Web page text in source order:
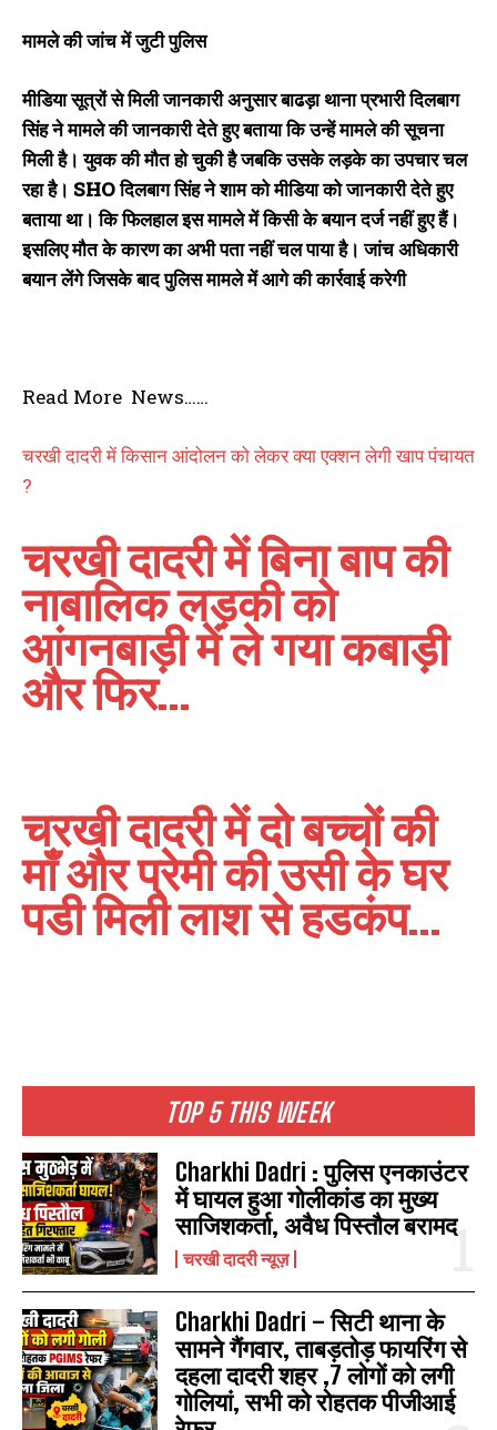
TOP 5 THIS WEEK
Charkhi Dadri : पुलिस एनकाउंटर
में घायल हुआ गोलीकांड का मुख्य
साजिशकर्ता, अवैध पिस्तौल बरामद
चरखी दादरी न्यूज़
Charkhi Dadri – सिटी थाना के
सामने गैंगवार, ताबड़तोड़ फायरिंग से
दहला दादरी शहर ,7 लोगों को लगी
गोलियां, सभी को रोहतक पीजीआई
मामले की जांच में जुटी पुलिस
मीडिया सूत्रों से मिली जानकारी अनुसार बाढड़ा थाना प्रभारी दिलबाग
सिंह ने मामले की जानकारी देते हुए बताया कि उन्हें मामले की सूचना
मिली है। युवक की मौत हो चुकी है जबकि उसके लड़के का उपचार चल
रहा है। SHO दिलबाग सिंह ने शाम को मीडिया को जानकारी देते हुए
बताया था। कि फिलहाल इस मामले में किसी के बयान दर्ज नहीं हुए हैं।
इसलिए मौत के कारण का अभी पता नहीं चल पाया है। जांच अधिकारी
बयान लेंगे जिसके बाद पुलिस मामले में आगे की कार्रवाई करेगी
Read More News……
चरखी दादरी में किसान आंदोलन को लेकर क्या एक्शन लेगी खाप पंचायत
?
चरखी दादरी में बिना बाप की
नाबालिक लड़की को
आंगनबाड़ी में ले गया कबाड़ी
और फिर…
चरखी दादरी में दो बच्चों की
माँ और प्रेमी की उसी के घर
पडी मिली लाश से हडकंप…